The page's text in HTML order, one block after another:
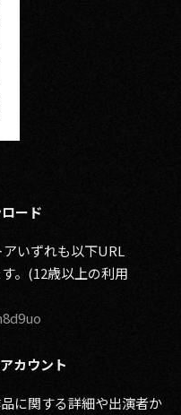
ード
いずれも以下URL
。(12歳以上の利用
カウント
に関する詳細や出演者か